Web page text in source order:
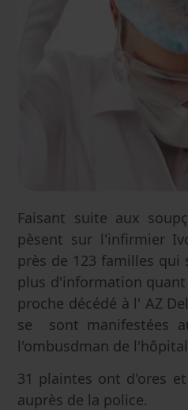
Faisant suite aux
pèsent sur l'infirmier
près de 123 familles
plus d'information
proche décédé à l' AZ
se sont manifestées
l'ombusdman de
31 plaintes ont d'ores
auprès de la police.